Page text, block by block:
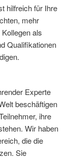
hilfreich für Ihre
mehr
als
Qualifikationen
Experte
beschäftigen
ihre
Wir haben
die die
Sie